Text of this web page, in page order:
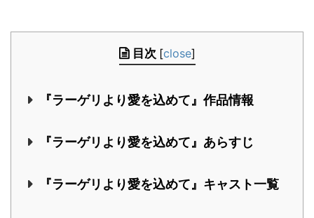
目次 [close]
『ラーゲリより愛を込めて』作品情報
『ラーゲリより愛を込めて』あらすじ
『ラーゲリより愛を込めて』キャスト一覧